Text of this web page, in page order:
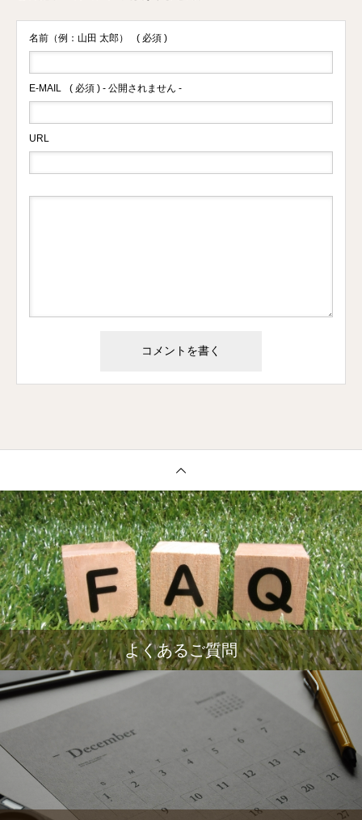
名前（例：山田 太郎） ( 必須 )
E-MAIL ( 必須 ) - 公開されません -
URL
よくあるご質問